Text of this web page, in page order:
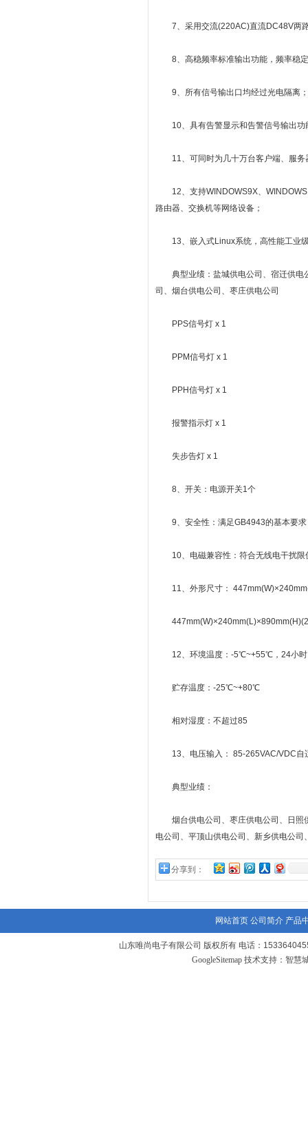
7、采用交流(220AC)直流DC48V两路
8、高稳频率标准输出功能，频率稳
9、所有信号输出口均经过光电隔离；
10、具有告警显示和告警信号输出功
11、可同时为几十万台客户端、服务
12、支持WINDOWS9X、WINDOWS
路由器、交换机等网络设备；
13、嵌入式Linux系统，高性能工业级
典型业绩：盐城供电公司、宿迁供电
司、烟台供电公司、枣庄供电公司
PPS信号灯 x 1
PPM信号灯 x 1
PPH信号灯 x 1
报警指示灯 x 1
失步告灯 x 1
8、开关：电源开关1个
9、安全性：满足GB4943的基本要求
10、电磁兼容性：符合无线电干扰限
11、外形尺寸：
12、环境温度：-5℃~+55℃，24小时
贮存温度：-25℃~+80℃
相对湿度：不超过85
13、电压输入： 85-265VAC/VDC自
典型业绩：
烟台供电公司、枣庄供电公司、日照
电公司、平顶山供电公司、新乡供电公司
分享到：
网站首页 公司简介 产品
山东唯尚电子有限公司 版权所有 电话：
GoogleSitemap技术支持： 智慧